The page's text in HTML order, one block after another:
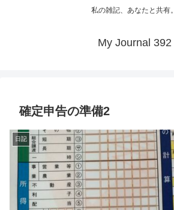
私の雑記、あなたと共有。
My Journal 392
確定申告の準備2
日記